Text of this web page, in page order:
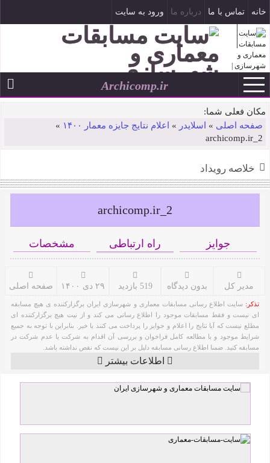
خانه تماس با ما درباره ما ورود به سایت
ثبت نام
۱۷ مرداد ۱۴۰۵Archicomp.ir
مکان فعلی شما:
صفحه اصلی » اسلایدر » اعلام نتایج جایزه معمار ۱۴۰۰
»
archicomp.ir_2
خلاصه رویداد
archicomp.ir_2
جوایز راه ارتباطی مشخصات
مدیر کل بدون دیدگاه 519 بازدید ۲۹ دی ۱۴۰۰ صفحه اصلی
تذکر: سایت اطلاع رسانی مسابقات معماری و شهرسازی ایران برگزارکننده ی هیچ مسابقه
ای نیست و فقط مسابقات موجود را اطلاع رسانی می کند و از نیت هیچ برگزارکننده ای
مطلع نیست که آیا نتایج را اعلام و جوایز را پرداخت می کنند یا خیر. بنابراین با توجه به جمیع
شرایط موجود و با مطالعه کامل فراخوان و بررسی آن اقدام به شرکت یا عدم شرکت در
مسابقه کنید. ضمنا اطلاع رسانی مسابقه دلیل بر این نیست که نقص نداشته باشد.
اطلاعات بیشتر